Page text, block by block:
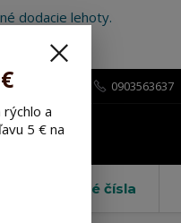
dodacie lehoty.
0903563637
Domové čísla
a
5 € na